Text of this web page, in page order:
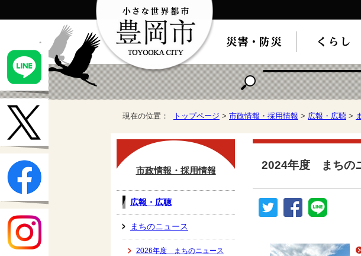
現在の位置： トップページ > 市政情報・採用情報 > 広報・広聴 >
2024年度 まちの
市政情報・採用情報
広報・広聴
まちのニュース
2026年度 まちのニュース